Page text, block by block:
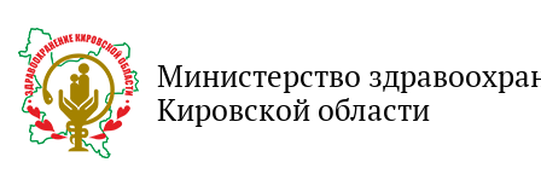
Министерство
Кировской области